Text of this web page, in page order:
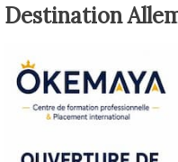
Destination